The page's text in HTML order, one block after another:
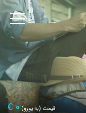
قیمت (به یورو)0
€